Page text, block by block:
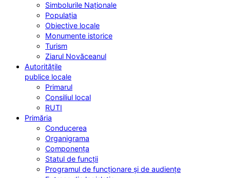
Simbolurile Naționale
Populația
Obiective locale
Monumente istorice
Turism
Ziarul Novăceanul
Autoritățile
publice locale
Primarul
Consiliul local
RUTI
Primăria
Conducerea
Organigrama
Componența
Statul de funcții
Programul de funcționare și de audiențe